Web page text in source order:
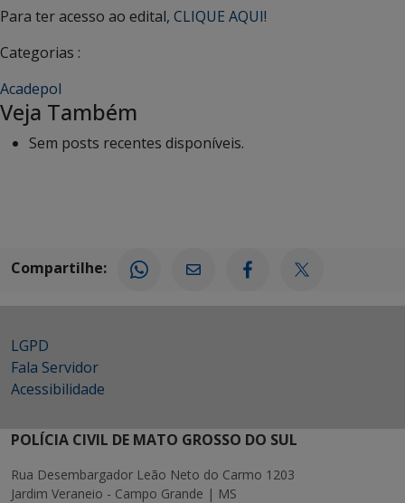
Para ter acesso ao edital, CLIQUE AQUI!
Categorias :
Acadepol
Veja Também
Sem posts recentes disponíveis.
Compartilhe:
LGPD
Fala Servidor
Acessibilidade
POLÍCIA CIVIL DE MATO GROSSO DO SUL
Rua Desembargador Leão Neto do Carmo 1203
Jardim Veraneio - Campo Grande | MS